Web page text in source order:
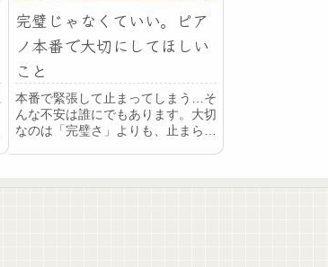
完璧じゃなくていい。ピア
ノ本番で大切にしてほしい
こと
本番で緊張して止まってしまう…そ
んな不安は誰にでもあります。大切
なのは「完璧さ」よりも、止まらず